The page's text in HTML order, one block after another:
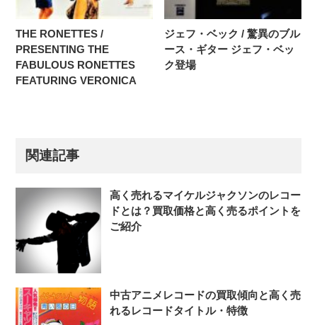
THE RONETTES /
PRESENTING THE
FABULOUS RONETTES
FEATURING VERONICA
ジェフ・ベック / 驚異のブル
ース・ギター ジェフ・ベッ
ク登場
関連記事
高く売れるマイケルジャクソンのレコー
ドとは？買取価格と高く売るポイントを
ご紹介
中古アニメレコードの買取傾向と高く売
れるレコードタイトル・特徴